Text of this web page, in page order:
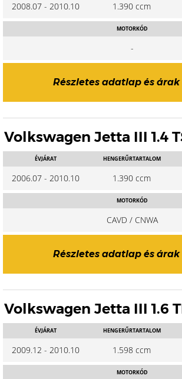
2008.07 - 2010.10 1.390 ccm
MOTORKÓD
-
Részletes adatlap és árak
Volkswagen Jetta III 1.4
ÉVJÁRAT
2006.07 - 2010.10
HENGERŰRTARTALOM
1.390 ccm
MOTORKÓD
CAVD / CNWA
Részletes adatlap és árak
Volkswagen Jetta III 1.6
ÉVJÁRAT
2009.12 - 2010.10
HENGERŰRTARTALOM
1.598 ccm
MOTORKÓD